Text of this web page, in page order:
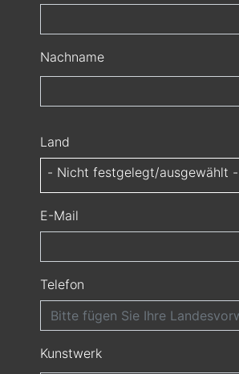
Nachname
Land
- Nicht festgelegt/ausgewählt -
E-Mail
Telefon
Kunstwerk